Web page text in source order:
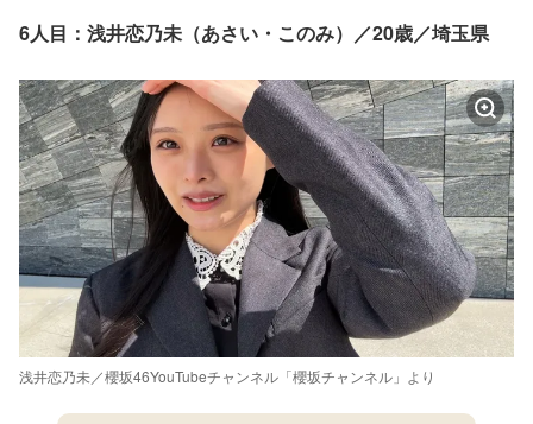
6人目：浅井恋乃未（あさい・このみ）／20歳／埼玉県
浅井恋乃未／櫻坂46YouTubeチャンネル「櫻坂チャンネル」より